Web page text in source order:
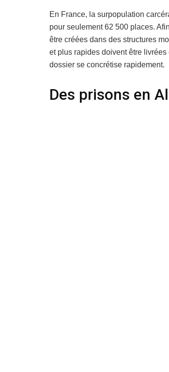
En France, la surpopulation
pour seulement 62 500 places.
être créées dans des structures
et plus rapides doivent être livrées
dossier se concrétise rapidement.
Des prisons en